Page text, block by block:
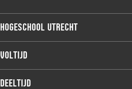
Hogeschool Utrecht
Voltijdopleidingen
Onderzoek
Voltijd
Associate degree
Deeltijd